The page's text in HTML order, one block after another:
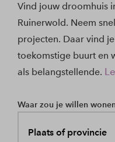
Vind jouw droomhuis
Ruinerwold. Neem
projecten. Daar vind
toekomstige buurt en
als belangstellende.
Waar zou je willen
Plaats of provincie